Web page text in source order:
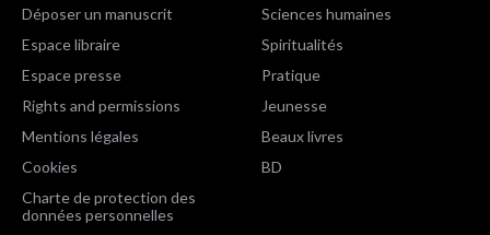
Déposer un manuscrit
Espace libraire
Espace presse
Rights and permissions
Mentions légales
Cookies
Charte de protection des
données personnelles
Sciences humaines
Spiritualités
Pratique
Jeunesse
Beaux livres
BD